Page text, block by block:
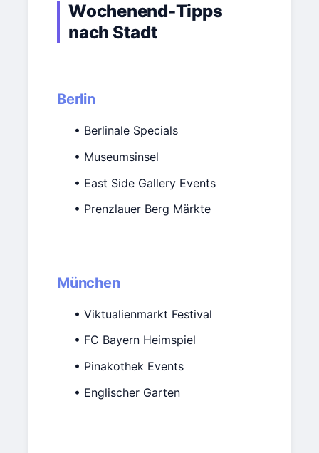
Wochenend-Tipps
nach Stadt
Berlin
• Berlinale Specials
• Museumsinsel
• East Side Gallery Events
• Prenzlauer Berg Märkte
München
• Viktualienmarkt Festival
• FC Bayern Heimspiel
• Pinakothek Events
• Englischer Garten